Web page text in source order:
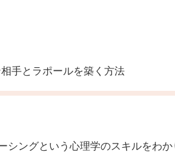
手とラポールを築く方法
シングという心理学のスキルをわか